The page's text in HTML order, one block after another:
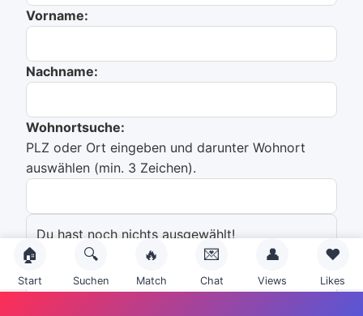
Vorname:
Nachname:
Wohnortsuche:
PLZ oder Ort eingeben und darunter Wohnort
auswählen (min. 3 Zeichen).
Du hast noch nichts ausgewählt!
Emailadresse:
🏠
Start
🔍
Suchen
🔥
Match
💌
Chat
👤
Views
❤️
Likes